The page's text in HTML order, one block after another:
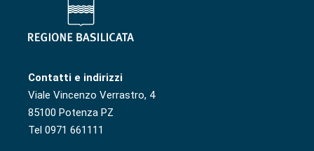
Contatti e indirizzi
Viale Vincenzo Verrastro, 4
85100 Potenza PZ
Tel 0971 661111